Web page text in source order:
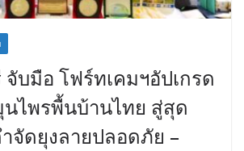
บมือ โฟร์ทเคมฯอัปเกรด
นไพรพื้นบ้านไทย สู่สุด
จัดยุงลายปลอดภัย –